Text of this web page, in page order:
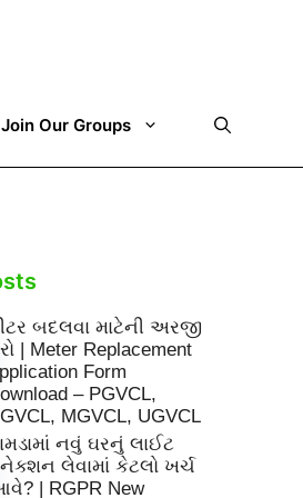
Join Our Groups
બદલવા માટેની અરજી
| Meter Replacement
Form
– PGVCL,
MGVCL, UGVCL
નવું ઘરનું લાઈટ
લેવામાં કેટલો ખર્ચ
| RGPR New